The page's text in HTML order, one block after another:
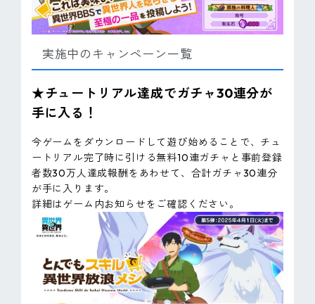
実施中のキャンペーン一覧
★チュートリアル達成でガチャ30連分が
手に入る！
今ゲームをダウンロードして遊び始めることで、チュ
ートリアル完了時に引ける無料10連ガチャと事前登録
者数30万人達成報酬をあわせて、合計ガチャ30連分
が手に入ります。
詳細はゲーム内お知らせをご確認ください。